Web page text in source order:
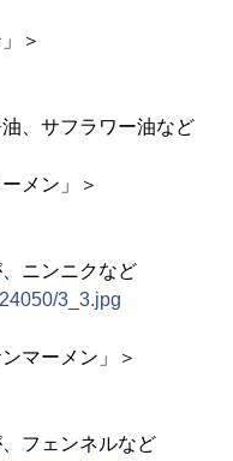
＞
、サフラワー油など
メン」＞
ニンニクなど
3_3.jpg
マーメン」＞
フェンネルなど